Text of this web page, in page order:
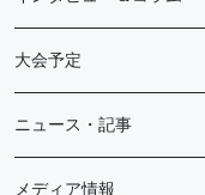
大会予定
ニュース・記事
メディア情報